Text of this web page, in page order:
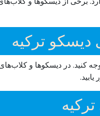
ترکیه
در دیسکوها و